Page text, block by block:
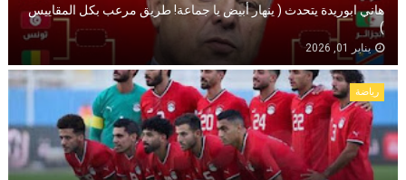
هاني ابوريدة يتحدث ( ينهار أبيض يا جماعة! طريق مرعب بكل المقاييس
)
يناير 01, 2026
رياضة